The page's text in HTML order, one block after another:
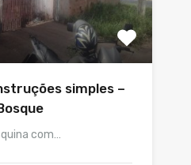
simples –
com…